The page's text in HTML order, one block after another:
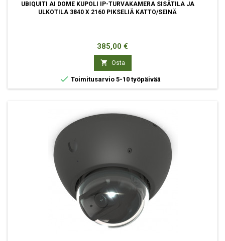
UBIQUITI AI DOME KUPOLI IP-TURVAKAMERA SISÄTILA JA
ULKOTILA 3840 X 2160 PIKSELIÄ KATTO/SEINÄ
Hinta
385,00 €
 Osta
 Toimitusarvio 5-10 työpäivää